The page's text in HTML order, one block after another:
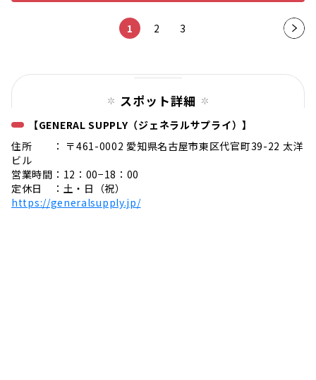
1 2 3
次の
スポット詳細
【GENERAL SUPPLY（ジェネラルサプライ）】
住所 ： 〒461-0002 愛知県名古屋市東区代官町39-22 太洋
ビル
営業時間：12：00−18：00
定休日 ：土・日（祝）
https://generalsupply.jp/